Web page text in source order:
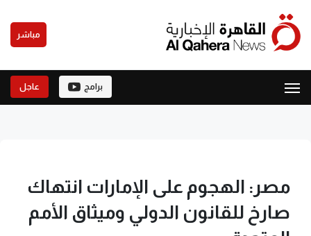
مباشر
برامج عاجل
مصر: الهجوم على الإمارات انتهاك
صارخ للقانون الدولي وميثاق الأمم